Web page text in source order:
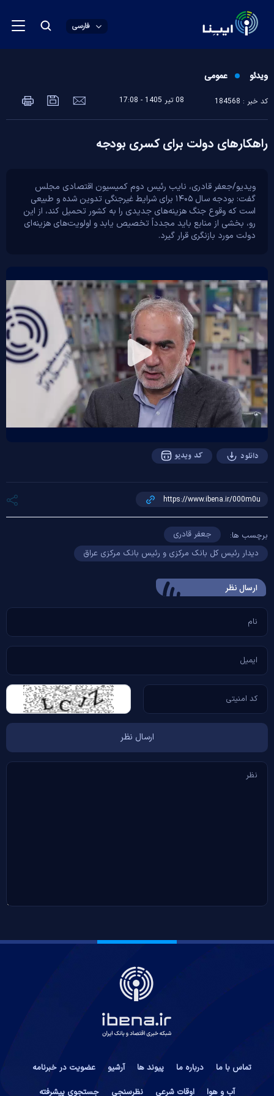
فارسی
ویدئو عمومی
کد خبر : 184568 08 تير 1405 - 17:08
راهکارهای دولت برای کسری بودجه
ویدیو/جعفر قادری، نایب رئیس دوم کمیسیون اقتصادی مجلس
گفت: بودجه سال ۱۴۰۵ برای شرایط غیرجنگی تدوین شده و طبیعی
است که وقوع جنگ هزینه‌های جدیدی را به کشور تحمیل کند، از این
رو، بخشی از منابع باید مجدداً تخصیص یابد و اولویت‌های هزینه‌ای
دولت مورد بازنگری قرار گیرد.
Play
Video
دانلود کد ویدیو
برچسب ها:
جعفر قادری
دیدار رئیس کل بانک مرکزی و رئیس بانک مرکزی عراق
ارسال‌ نظر
تماس با ما درباره ما پیوند ها آرشیو
عضویت در خبرنامه
آب و هوا
اوقات شرعی نظرسنجی جستجوی پیشرفته